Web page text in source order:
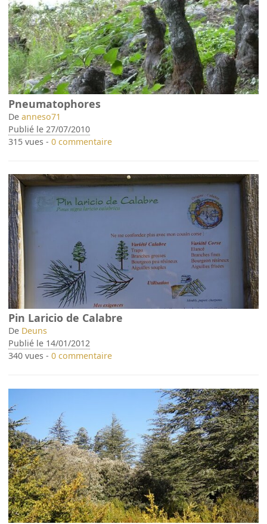
Pneumatophores
Deanneso71
Publié le 27/07/2010
315 vues -0 commentaire
Pin Laricio de Calabre
De Deuns
Publié le 14/01/2012
340 vues -0 commentaire